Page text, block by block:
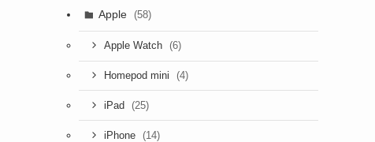
Apple (58)
Apple Watch (6)
Homepod mini (4)
iPad (25)
iPhone (14)